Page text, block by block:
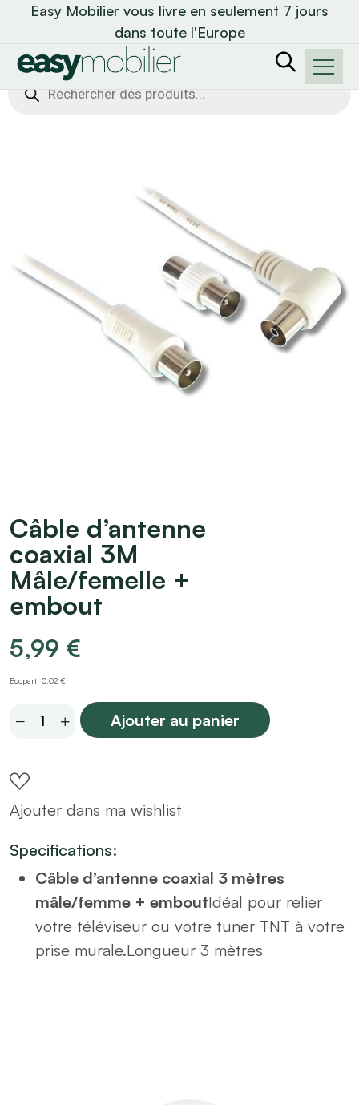
Easy Mobilier vous livre en seulement 7 jours
dans toute l'Europe
Recherche
de
Câble d’antenne
coaxial 3M
Mâle/femelle +
embout
5,99 €
Ecopart: 0,02 €
Câble
3M
Mâle/femelle
embout
quantity
Ajouter au panier
Ajouter dans ma wishlist
Specifications:
Câble d’antenne coaxial 3 mètres
mâle/femme + emboutIdéal pour relier
votre téléviseur ou votre tuner TNT à votre
prise murale.Longueur 3 mètres